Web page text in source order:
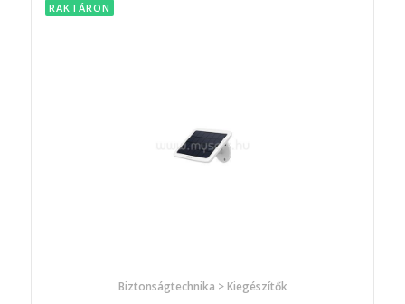
RAKTÁRON
Biztonságtechnika > Kiegészítők